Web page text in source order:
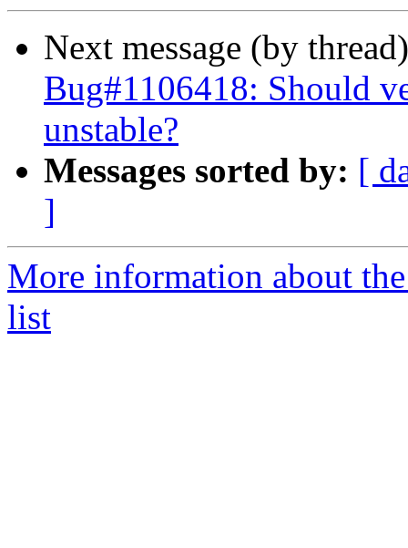
Next message (by
Bug#1106418: Should
unstable?
Messages sorted by: [
]
More information about
list